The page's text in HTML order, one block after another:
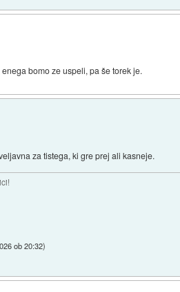
bomo ze uspeli, pa še torek je.
za tistega, ki gre prej ali kasneje.
ob 20:32)